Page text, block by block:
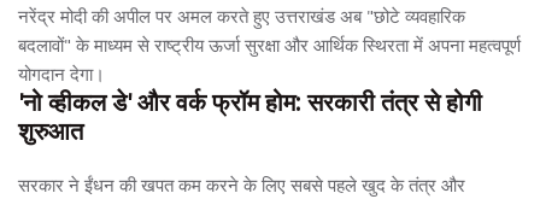
नरेंद्र मोदी की अपील पर अमल करते हुए उत्तराखंड अब "छोटे व्यवहारिक
बदलावों" के माध्यम से राष्ट्रीय ऊर्जा सुरक्षा और आर्थिक स्थिरता में अपना महत्वपूर्ण
योगदान देगा।
'नो व्हीकल डे' और वर्क फ्रॉम होम: सरकारी तंत्र से होगी
शुरुआत
सरकार ने ईंधन की खपत कम करने के लिए सबसे पहले खुद के तंत्र और